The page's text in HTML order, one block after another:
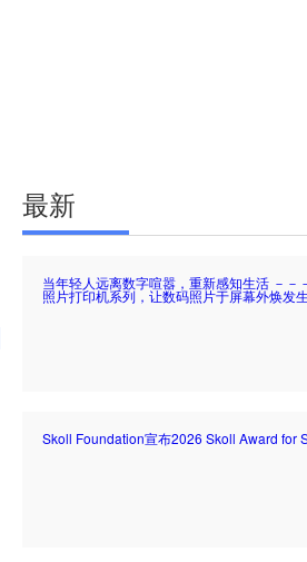
最新
当年轻人远离数字喧嚣，重新感知生活 －－
照片打印机系列，让数码照片于屏幕外焕发
Skoll Foundation宣布2026 Skoll Award for